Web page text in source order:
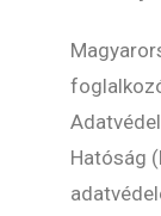
Hatóság